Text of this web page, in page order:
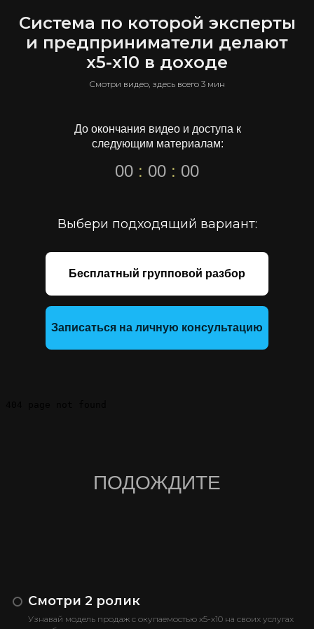
Система по которой эксперты
и предприниматели делают
х5-х10 в доходе
Смотри видео, здесь всего 3 мин
00 : 00 : 00
До окончания видео и доступа к
следующим материалам:
Бесплатный групповой разбор
Выбери подходящий вариант:
Записаться на личную консультацию
Смотри 2 ролик
Узнавай модель продаж с окупаемостью х5-х10 на своих услугах